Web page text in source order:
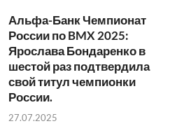
Альфа-Банк Чемпионат
России по BMX 2025:
Ярослава Бондаренко в
шестой раз подтвердила
свой титул чемпионки
России.
27.07.2025